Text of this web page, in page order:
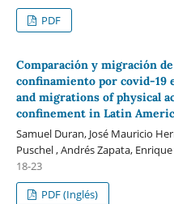
PDF
Comparación y migración
confinamiento por covid-19
and migrations of physical
confinement in Latin
Samuel Duran, José Mauricio
Puschel , Andrés Zapata,
18-23
PDF (Inglés)